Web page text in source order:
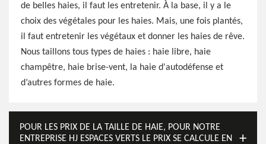
de belles haies, il faut les entretenir. À la base, il y a le
choix des végétales pour les haies. Mais, une fois plantés,
il faut entretenir les végétaux et donner les haies de rêve.
Nous taillons tous types de haies : haie libre, haie
champêtre, haie brise-vent, la haie d'autodéfense et
d’autres formes de haie.
POUR LES PRIX DE LA TAILLE DE HAIE, POUR NOTRE
ENTREPRISE HJ ESPACES VERTS LE PRIX SE CALCULE EN